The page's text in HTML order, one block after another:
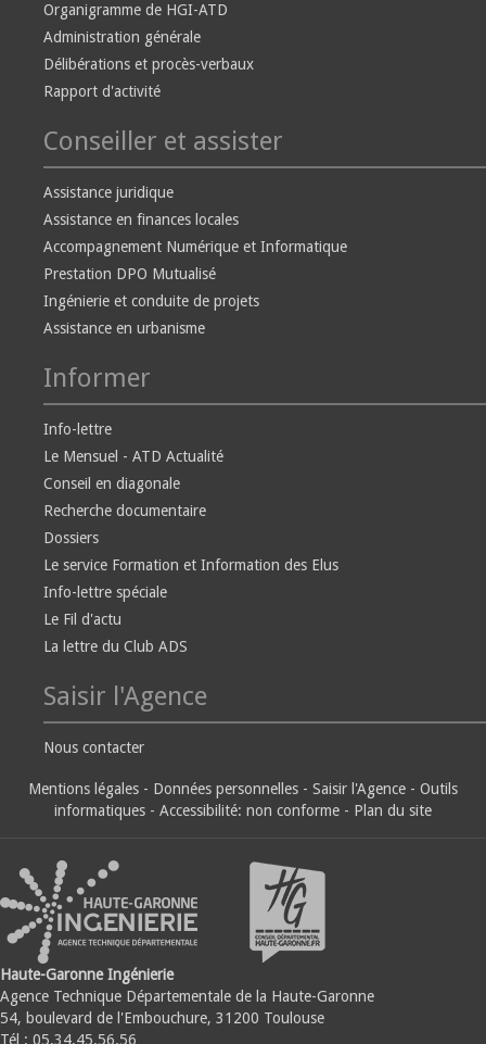
Organigramme de HGI-ATD
Administration générale
Délibérations et procès-verbaux
Rapport d'activité
Conseiller et assister
Assistance juridique
Assistance en finances locales
Accompagnement Numérique et Informatique
Prestation DPO Mutualisé
Ingénierie et conduite de projets
Assistance en urbanisme
Informer
Info-lettre
Le Mensuel - ATD Actualité
Conseil en diagonale
Recherche documentaire
Dossiers
Le service Formation et Information des Elus
Info-lettre spéciale
Le Fil d'actu
La lettre du Club ADS
Saisir l'Agence
Nous contacter
Mentions légales - Données personnelles - Saisir l'Agence - Outils
informatiques - Accessibilité: non conforme - Plan du site
Haute-Garonne Ingénierie
Agence Technique Départementale de la Haute-Garonne
54, boulevard de l'Embouchure, 31200 Toulouse
Tél : 05.34.45.56.56